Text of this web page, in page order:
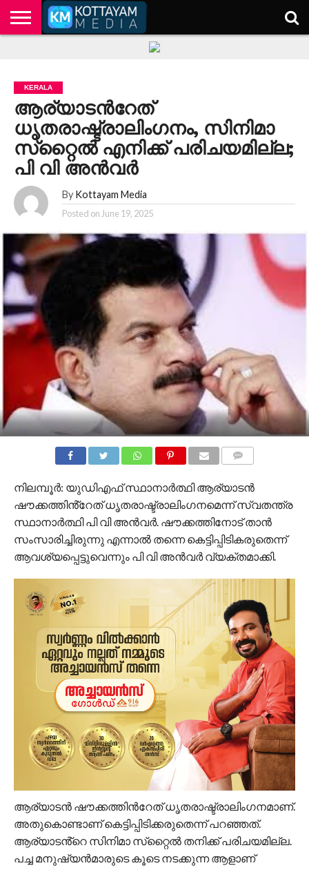
KERALA
ആര്യാടന്‍റേത്
ധൃതരാഷ്ട്രാലിംഗനം, സിനിമാ
സ്‌റ്റൈല്‍ എനിക്ക് പരിചയമില്ല;
പി വി അൻവർ
By Kottayam Media
Posted on June 19, 2025
നിലമ്പൂര്‍: യുഡിഎഫ് സ്ഥാനാര്‍ത്ഥി ആര്യാടന്‍
ഷൗക്കത്തിൻ്റേത് ധൃതരാഷ്ട്രാലിംഗനമെന്ന് സ്വതന്ത്ര
സ്ഥാനാര്‍ത്ഥി പി വി അന്‍വര്‍. ഷൗക്കത്തിനോട് താന്‍
സംസാരിച്ചിരുന്നു എന്നാല്‍ തന്നെ കെട്ടിപ്പിടികരുതെന്ന്
ആവശ്യപ്പെട്ടുവെന്നും പി വി അന്‍വര്‍ വ്യക്തമാക്കി.
ആര്യാടന്‍ ഷൗക്കത്തിന്‍റേത് ധൃതരാഷ്ട്രാലിംഗനമാണ്.
അതുകൊണ്ടാണ് കെട്ടിപ്പിടിക്കരുതെന്ന് പറഞ്ഞത്.
ആര്യാടൻ്റെ സിനിമാ സ്‌റ്റൈല്‍ തനിക്ക് പരിചയമില്ല.
പച്ച മനുഷ്യന്‍മാരുടെ കൂടെ നടക്കുന്ന ആളാണ്